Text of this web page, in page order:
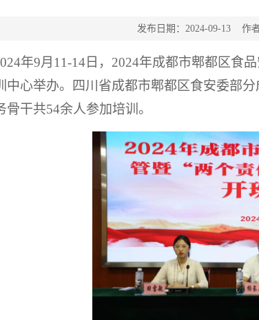
发布日期：2024-09-13
年9月 11-14日， 2024年成都市郫都区食
中心举办。
四川省成都市郫都区食安委部
骨干共54余人参加培训。